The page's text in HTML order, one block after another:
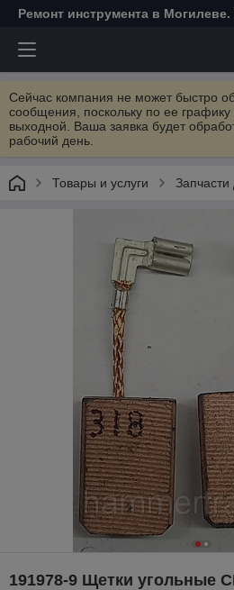
Ремонт инструмента в Могилеве.
Сейчас компания не может быстро
сообщения, поскольку по ее графику
выходной. Ваша заявка будет
рабочий день.
Товары и услуги Запчасти
191978-9 Щетки угольные